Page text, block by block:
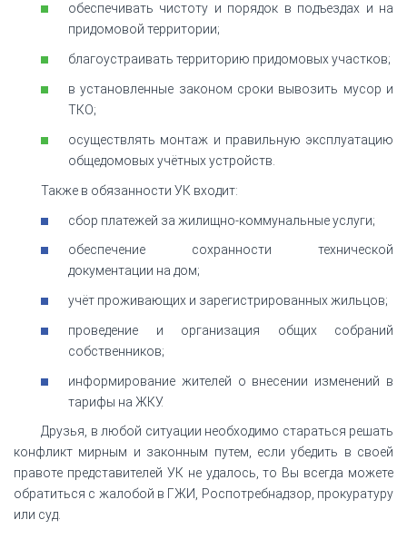
обеспечивать чистоту и порядок в подъездах и на
придомовой территории;
благоустраивать территорию придомовых участков;
в установленные законом сроки вывозить мусор и
ТКО;
осуществлять монтаж и правильную эксплуатацию
общедомовых учётных устройств.
Также в обязанности УК входит:
сбор платежей за жилищно-коммунальные услуги;
обеспечение сохранности технической
документации на дом;
учёт проживающих и зарегистрированных жильцов;
проведение и организация общих собраний
собственников;
информирование жителей о внесении изменений в
тарифы на ЖКУ.
Друзья, в любой ситуации необходимо стараться решать
конфликт мирным и законным путем, если убедить в своей
правоте представителей УК не удалось, то Вы всегда можете
обратиться с жалобой в ГЖИ, Роспотребнадзор, прокуратуру
или суд.